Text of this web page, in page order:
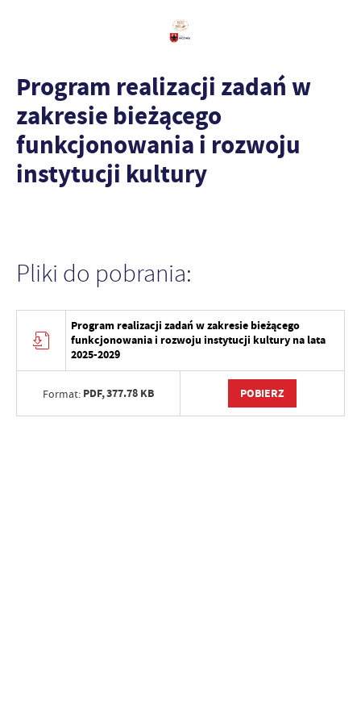
Program realizacji zadań w
zakresie bieżącego
funkcjonowania i rozwoju
instytucji kultury
Pliki do pobrania:
Program realizacji zadań w zakresie bieżącego
funkcjonowania i rozwoju instytucji kultury na lata
2025-2029
Format: PDF,377.78 KB POBIERZ